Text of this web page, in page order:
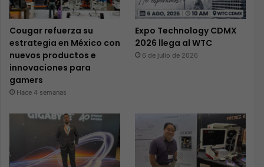
Cougar refuerza su
estrategia en México con
nuevos productos e
innovaciones para
gamers
Hace 4 semanas
Expo Technology CDMX
2026 llega al WTC
6 de julio de 2026